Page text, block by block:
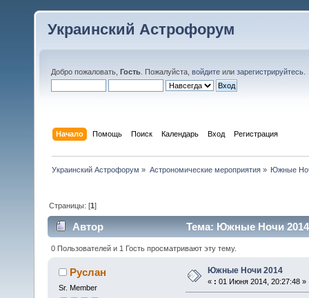
Украинский Астрофорум
Добро пожаловать, Гость . Пожалуйста, войдите или зарегистрируйтесь
Начало Помощь Поиск Календарь Вход Регистрация
Украинский Астрофорум » Астрономические мероприятия» Южные
Страницы: [1]
Автор Тема: Южные Ночи 2014
0 Пользователей и 1 Гость просматривают эту тему.
Руслан
Sr. Member
Южные Ночи 2014
« : 01 Июня 2014, 20:27:48 »